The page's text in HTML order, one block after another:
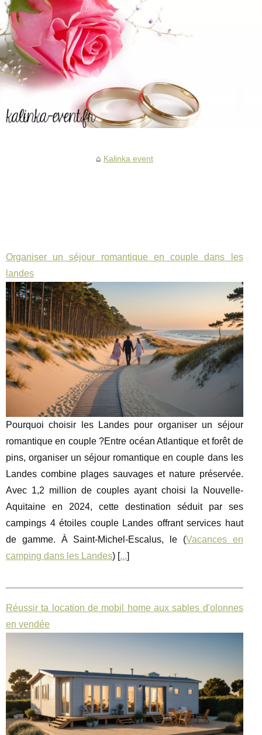
Kalinka event
Organiser un séjour romantique en couple dans les
landes
Pourquoi choisir les Landes pour organiser un séjour
romantique en couple ?Entre océan Atlantique et forêt de
pins, organiser un séjour romantique en couple dans les
Landes combine plages sauvages et nature préservée.
Avec 1,2 million de couples ayant choisi la Nouvelle-
Aquitaine en 2024, cette destination séduit par ses
campings 4 étoiles couple Landes offrant services haut
de gamme. À Saint-Michel-Escalus, le (Vacances en
camping dans les Landes) [...]
Réussir ta location de mobil home aux sables d'olonnes
en vendée